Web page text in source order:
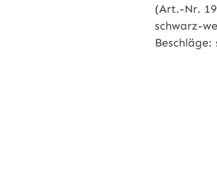
(Art.-Nr.
schwarz-